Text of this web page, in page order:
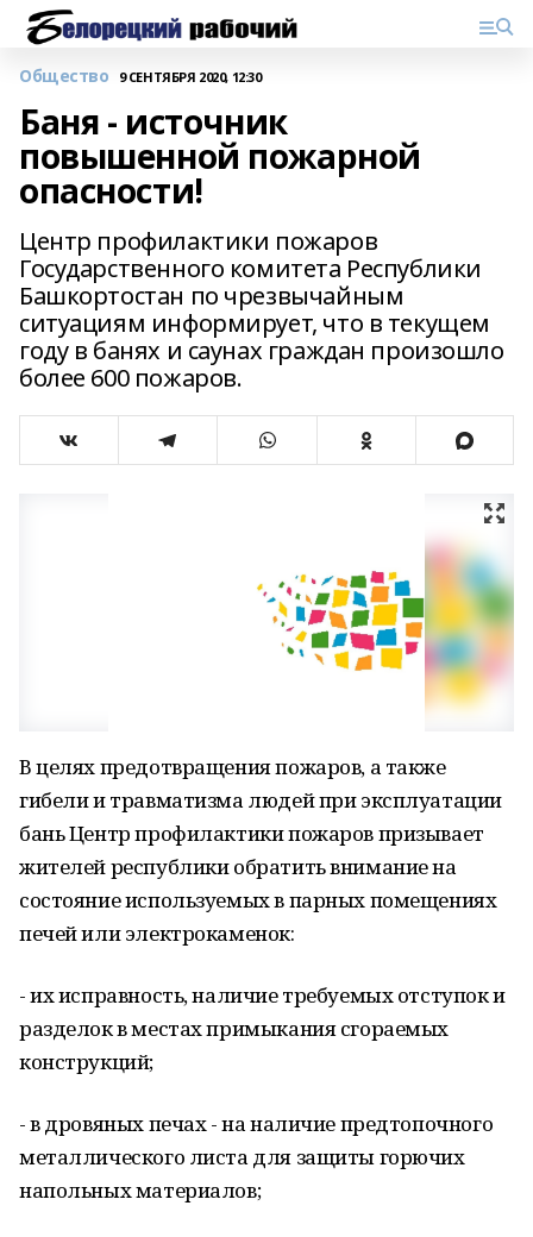
Общество 9 СЕНТЯБРЯ 2020, 12:30
Баня - источник
повышенной пожарной
опасности!
Центр профилактики пожаров
Государственного комитета Республики
Башкортостан по чрезвычайным
ситуациям информирует, что в текущем
году в банях и саунах граждан произошло
более 600 пожаров.
В целях предотвращения пожаров, а также
гибели и травматизма людей при эксплуатации
бань Центр профилактики пожаров призывает
жителей республики обратить внимание на
состояние используемых в парных помещениях
печей или электрокаменок:
- их исправность, наличие требуемых отступок и
разделок в местах примыкания сгораемых
конструкций;
- в дровяных печах - на наличие предтопочного
металлического листа для защиты горючих
напольных материалов;